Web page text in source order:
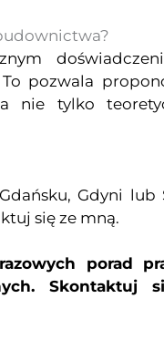
pozwala
nie tylko
Gdyni lub
się ze mną.
porad
Skontaktuj